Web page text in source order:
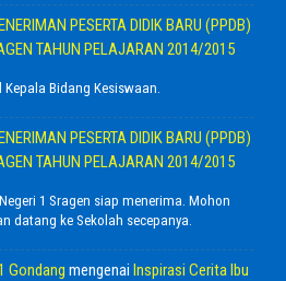
PESERTA DIDIK BARU (PPDB)
TAHUN PELAJARAN 2014/2015
Bidang Kesiswaan.
PESERTA DIDIK BARU (PPDB)
TAHUN PELAJARAN 2014/2015
1 Sragen siap menerima. Mohon
datang ke Sekolah secepanya.
Gondang mengenai Inspirasi Cerita Ibu